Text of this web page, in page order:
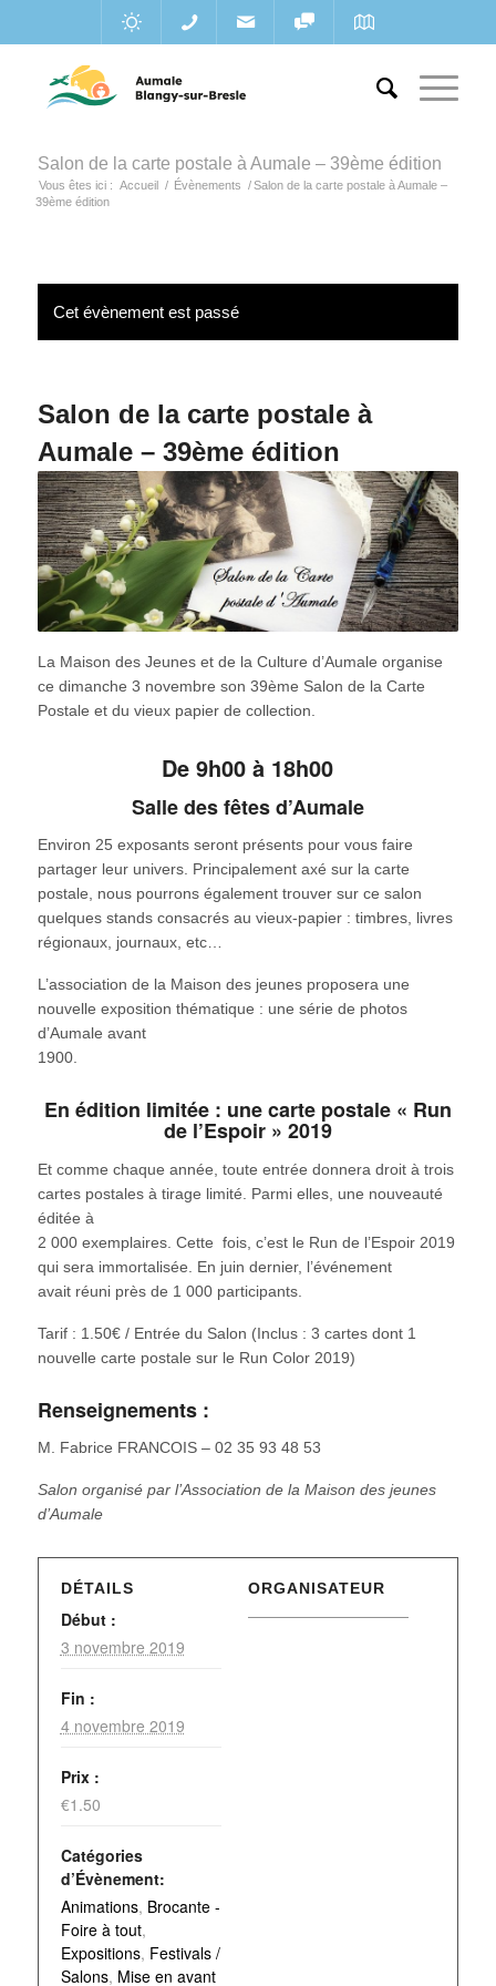
Salon de la carte postale à Aumale – 39ème édition
Vous êtes ici : Accueil / Évènements / Salon de la carte postale à Aumale –
39ème édition
Cet évènement est passé
Salon de la carte postale à
Aumale – 39ème édition
La Maison des Jeunes et de la Culture d’Aumale organise
ce dimanche 3 novembre son 39ème Salon de la Carte
Postale et du vieux papier de collection.
De 9h00 à 18h00
Salle des fêtes d’Aumale
Environ 25 exposants seront présents pour vous faire
partager leur univers. Principalement axé sur la carte
postale, nous pourrons également trouver sur ce salon
quelques stands consacrés au vieux-papier : timbres, livres
régionaux, journaux, etc…
L’association de la Maison des jeunes proposera une
nouvelle exposition thématique : une série de photos
d’Aumale avant
1900.
En édition limitée : une carte postale « Run
de l’Espoir » 2019
Et comme chaque année, toute entrée donnera droit à trois
cartes postales à tirage limité. Parmi elles, une nouveauté
éditée à
2 000 exemplaires. Cette fois, c’est le Run de l’Espoir 2019
qui sera immortalisée. En juin dernier, l’événement
avait réuni près de 1 000 participants.
Tarif : 1.50€ / Entrée du Salon (Inclus : 3 cartes dont 1
nouvelle carte postale sur le Run Color 2019)
Renseignements :
M. Fabrice FRANCOIS – 02 35 93 48 53
Salon organisé par l’Association de la Maison des jeunes
d’Aumale
DÉTAILS
Début :
3 novembre 2019
Fin :
4 novembre 2019
Prix :
€1.50
Catégories
d’Évènement:
Animations, Brocante -
Foire à tout,
Expositions, Festivals /
Salons, Mise en avant
ORGANISATEUR